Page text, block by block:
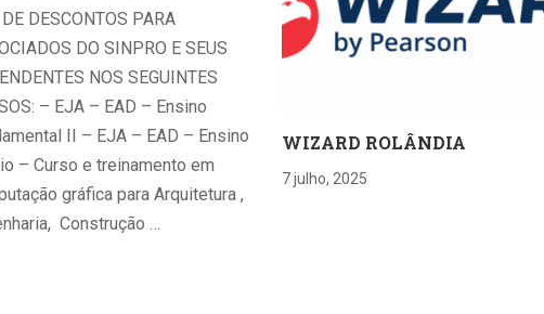
DESCONTOS PARA
DO SINPRO E SEUS
NOS SEGUINTES
– EJA – EAD – Ensino
II – EJA – EAD – Ensino
– Curso e treinamento em
gráfica para Arquitetura ,
Construção …
WIZARD ROLÂNDIA
7 julho, 2025